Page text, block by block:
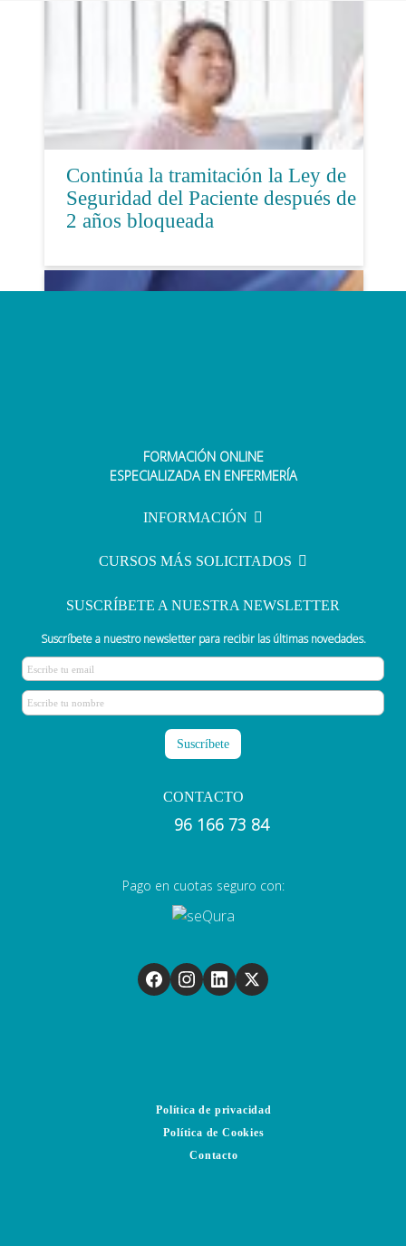
Continúa la tramitación la Ley de
Seguridad del Paciente después de
2 años bloqueada
¿Cómo ser enfermera? Qué
FORMACIÓN ONLINE
ESPECIALIZADA EN ENFERMERÍA
INFORMACIÓN
CURSOS MÁS SOLICITADOS
SUSCRÍBETE A NUESTRA NEWSLETTER
Suscríbete a nuestro newsletter para recibir las últimas novedades.
CONTACTO
96 166 73 84
Pago en cuotas seguro con:
Política de privacidad
Política de Cookies
Contacto